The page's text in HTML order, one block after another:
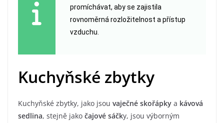
promíchávat, aby se zajistila
rovnoměrná rozložitelnost a přístup
vzduchu.
Kuchyňské zbytky
Kuchyňské zbytky, jako jsou vaječné skořápky a kávová
sedlina, stejně jako čajové sáčky, jsou výborným